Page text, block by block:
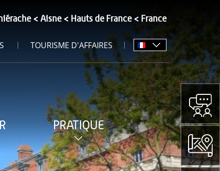
Aisne Hauts de France France
TOURISME D'AFFAIRES
PRATIQUE